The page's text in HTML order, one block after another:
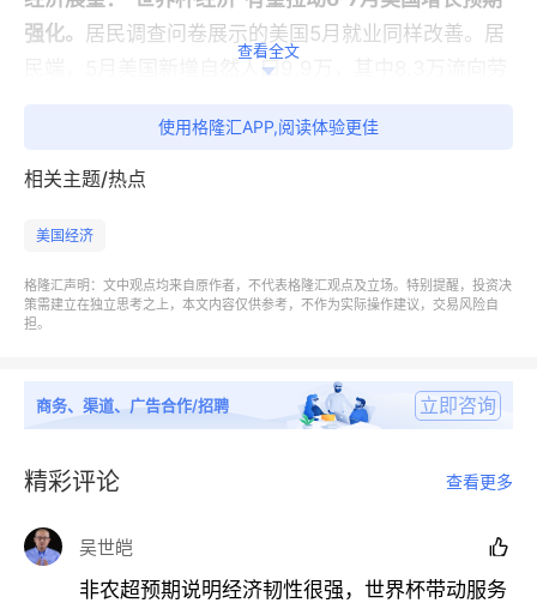
强化。 居民调查问卷展示的美国5月就业同样改善。居
民端，5月美国新增自然人口9.9万，其中8.3万流向劳
增在职者14.9万，其中8.3万来自劳动力的增加，6.6
万来自失业者的减少。因此，5月就业率边际改善至
持平61.83%。而失业者结构中，主动离职者增加7.2
万，是最大的增加项，临时失业者减少13.9万，交叉
印证了世界杯“预热”带来休闲餐旅行业就业人口增加。
使得5月美国劳务市场供需缺口从-48.6万提升至31.1
万，再度回正。因此，虽然趋势上美国劳务市场仍然处
国服务业的提振有望拉动今年夏季美国就业需求走向过
策略启示：9月前，美联储加息预期难消退。东吴证券
查看全文
使用格隆汇APP,阅读体验更佳
相关主题/热点
美国经济
格隆汇声明：文中观点均来自原作者，不代表格隆汇观点及立场。特别提醒，投资决
策需建立在独立思考之上，本文内容仅供参考，不作为实际操作建议，交易风险自
担。
商务、渠道、广告合作/招聘 立即咨询
精彩评论 查看更多
吴世皑 
非农超预期说明经济韧性很强，世界杯带动服务